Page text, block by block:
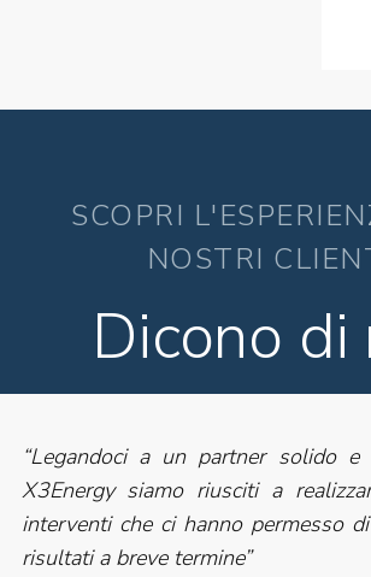
SCOPRI
NOSTRI
Dicono di
“Legandoci a un partner solido e
X3Energy siamo riusciti a
interventi che ci hanno permesso
risultati a breve termine”